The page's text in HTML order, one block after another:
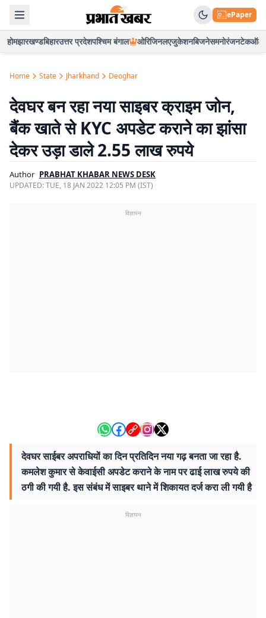
ePaper
होमझारखण्डबिहारउत्तर प्रदेशपश्चिम बंगाल ओरिजिनलएजुकेशनबिजनेसमनोरंजनटेकऑटो
Home State Jharkhand Deoghar
देवघर बन रहा नया साइबर क्राइम जोन,
बैंक खाते से KYC अपडेट कराने का झांसा
देकर उड़ा डाले 2.55 लाख रुपये
Author PRABHAT KHABAR NEWS DESK
UPDATED:TUE, 18 JAN 2022 12:05 PM (IST)
विज्ञापन
देवघर साईबर अपराधियों का दिन प्रतिदिन नया गढ़ बनता जा रहा है.
कमलेश कुमार से केवाईसी अपडेट कराने के नाम पर ढाई लाख रुपये की
ठगी की गयी है. इस संबंध में साइबर थाने में शिकायत दर्ज करा ली गयी है
विज्ञापन